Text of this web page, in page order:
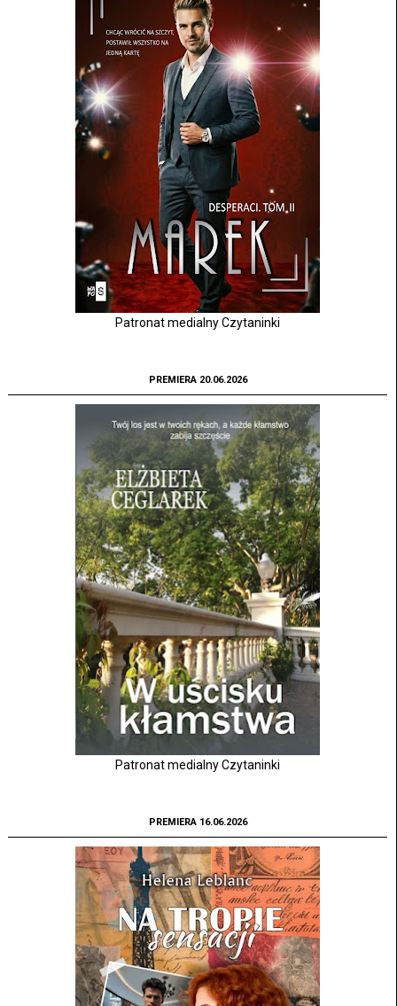
Patronat medialny Czytaninki
PREMIERA 20.06.2026
Patronat medialny Czytaninki
PREMIERA 16.06.2026